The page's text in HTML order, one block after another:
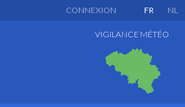
FR NL
CONNEXION
VIGILANCE MÉTÉO